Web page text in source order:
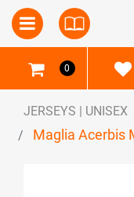
Open Open
0
JERSEYS | UNISEX
Maglia Acerbis